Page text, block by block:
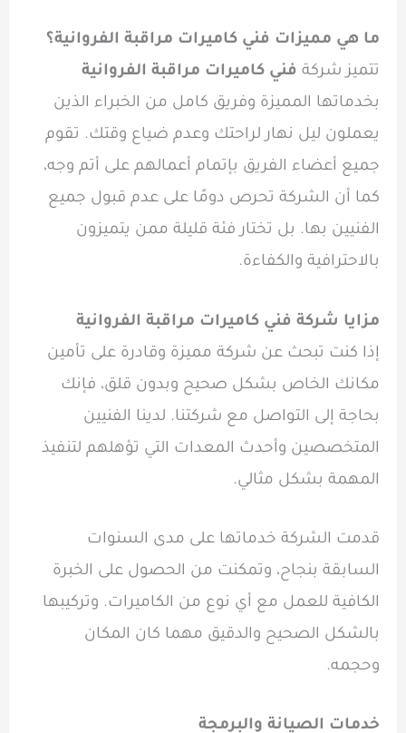
ما هي مميزات فني كاميرات مراقبة الفروانية؟
تتميز شركة فني كاميرات مراقبة الفروانية
بخدماتها المميزة وفريق كامل من الخبراء الذين
يعملون ليل نهار لراحتك وعدم ضياع وقتك. تقوم
جميع أعضاء الفريق بإتمام أعمالهم على أتم وجه،
كما أن الشركة تحرص دومًا على عدم قبول جميع
الفنيين بها. بل تختار فئة قليلة ممن يتميزون
بالاحترافية والكفاءة.
مزايا شركة فني كاميرات مراقبة الفروانية
إذا كنت تبحث عن شركة مميزة وقادرة على تأمين
مكانك الخاص بشكل صحيح وبدون قلق، فإنك
بحاجة إلى التواصل مع شركتنا. لدينا الفنيين
المتخصصين وأحدث المعدات التي تؤهلهم لتنفيذ
المهمة بشكل مثالي.
قدمت الشركة خدماتها على مدى السنوات
السابقة بنجاح، وتمكنت من الحصول على الخبرة
الكافية للعمل مع أي نوع من الكاميرات. وتركيبها
بالشكل الصحيح والدقيق مهما كان المكان
وحجمه.
خدمات الصيانة والبرمجة